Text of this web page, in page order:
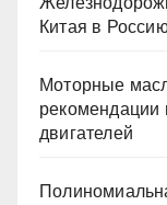
Китая в
Моторные
рекомендации
двигателей